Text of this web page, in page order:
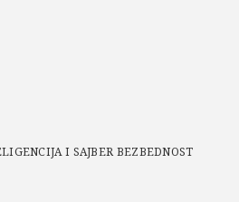
I SAJBER BEZBEDNOST